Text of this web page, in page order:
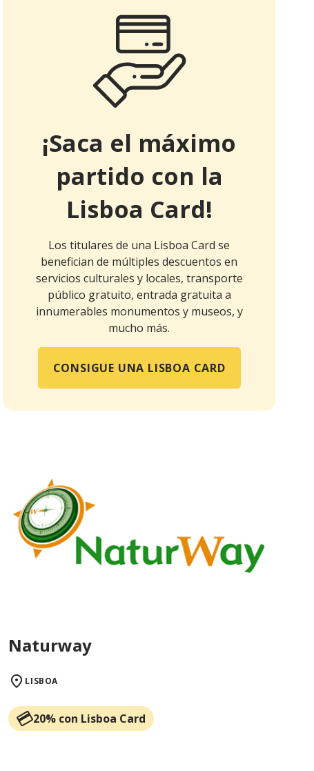
¡Saca el máximo
partido con la
Lisboa Card!
Los titulares de una Lisboa Card se
benefician de múltiples descuentos en
servicios culturales y locales, transporte
público gratuito, entrada gratuita a
innumerables monumentos y museos, y
mucho más.
CONSIGUE UNA LISBOA CARD
Naturway
LISBOA
20% con Lisboa Card